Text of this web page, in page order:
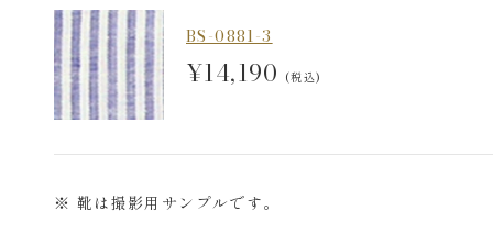
BS-0881-3
¥14,190 (税込)
※ 靴は撮影用サンプルです。